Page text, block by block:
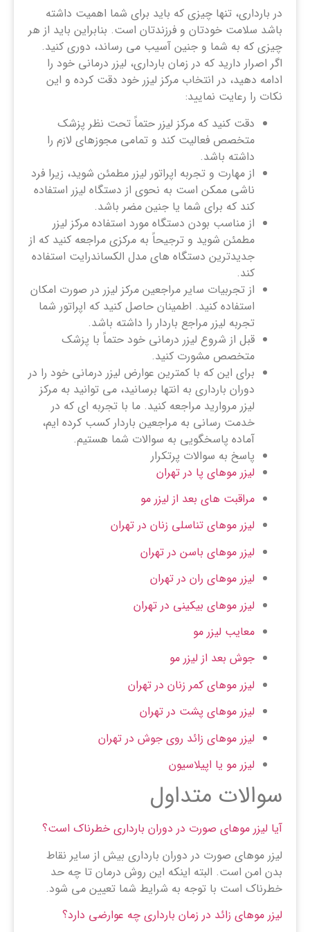
در بارداری، تنها چیزی که باید برای شما اهمیت داشته
باشد سلامت خودتان و فرزندتان است. بنابراین باید از هر
چیزی که به شما و جنین آسیب می رساند، دوری کنید.
اگر اصرار دارید که در زمان بارداری، لیزر درمانی خود را
ادامه دهید، در انتخاب مرکز لیزر خود دقت کرده و این
نکات را رعایت نمایید:
دقت کنید که مرکز لیزر حتماً تحت نظر پزشک
متخصص فعالیت کند و تمامی مجوزهای لازم را
داشته باشد.
از مهارت و تجربه اپراتور لیزر مطمئن شوید، زیرا فرد
ناشی ممکن است به نحوی از دستگاه لیزر استفاده
کند که برای شما یا جنین مضر باشد.
از مناسب بودن دستگاه مورد استفاده مرکز لیزر
مطمئن شوید و ترجیحاً به مرکزی مراجعه کنید که از
جدیدترین دستگاه های مدل الکساندرایت استفاده
کند.
از تجربیات سایر مراجعین مرکز لیزر در صورت امکان
استفاده کنید. اطمینان حاصل کنید که اپراتور شما
تجربه لیزر مراجع باردار را داشته باشد.
قبل از شروع لیزر درمانی خود حتماً با پزشک
متخصص مشورت کنید.
برای این که با کمترین عوارض لیزر درمانی خود را در
دوران بارداری به انتها برسانید، می توانید به مرکز
لیزر مروارید مراجعه کنید. ما با تجربه ای که در
خدمت رسانی به مراجعین باردار کسب کرده ایم،
آماده پاسخگویی به سوالات شما هستیم.
پاسخ به سوالات پرتکرار
لیزر موهای پا در تهران
مراقبت های بعد از لیزر مو
لیزر موهای تناسلی زنان در تهران
لیزر موهای باسن در تهران
لیزر موهای ران در تهران
لیزر موهای بیکینی در تهران
معایب لیزر مو
جوش بعد از لیزر مو
لیزر موهای کمر زنان در تهران
لیزر موهای پشت در تهران
لیزر موهای زائد روی جوش در تهران
لیزر مو یا اپیلاسیون
سوالات متداول
آیا لیزر موهای صورت در دوران بارداری خطرناک است؟
لیزر موهای صورت در دوران بارداری بیش از سایر نقاط
بدن امن است. البته اینکه این روش درمان تا چه حد
خطرناک است با توجه به شرایط شما تعیین می شود.
لیزر موهای زائد در زمان بارداری چه عوارضی دارد؟